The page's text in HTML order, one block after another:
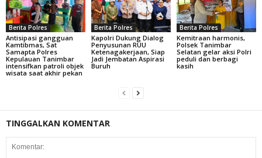
Berita Polres
Antisipasi gangguan
Kamtibmas, Sat
Samapta Polres
Kepulauan Tanimbar
intensifkan patroli objek
wisata saat akhir pekan
Berita Polres
Kapolri Dukung Dialog
Penyusunan RUU
Ketenagakerjaan, Siap
Jadi Jembatan Aspirasi
Buruh
Berita Polres
Kemitraan harmonis,
Polsek Tanimbar
Selatan gelar aksi Polri
peduli dan berbagi
kasih
TINGGALKAN KOMENTAR